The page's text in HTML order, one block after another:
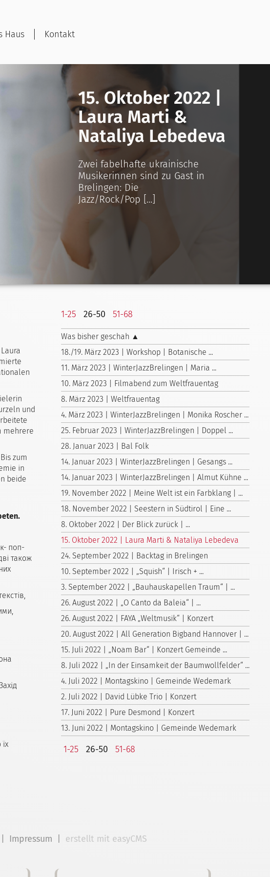
Haus Kontakt
15. Oktober 2022 |
Laura Marti &
Nataliya Lebedeva
Zwei fabelhafte ukrainische
Musikerinnen sind zu Gast in
Brelingen: Die
Jazz/Rock/Pop [...]
1-25 26-50 51-68
Was bisher geschah ▲
18./19. März 2023 | Workshop | Botanische ...
11. März 2023 | WinterJazzBrelingen | Maria ...
10. März 2023 | Filmabend zum Weltfrauentag
8. März 2023 | Weltfrauentag
4. März 2023 | WinterJazzBrelingen | Monika Roscher ...
25. Februar 2023 | WinterJazzBrelingen | Doppel ...
28. Januar 2023 | Bal Folk
14. Januar 2023 | WinterJazzBrelingen | Gesangs ...
14. Januar 2023 | WinterJazzBrelingen | Almut Kühne ...
19. November 2022 | Meine Welt ist ein Farbklang | ...
18. November 2022 | Seestern in Südtirol | Eine ...
8. Oktober 2022 | Der Blick zurück | ...
15. Oktober 2022 | Laura Marti & Nataliya Lebedeva
24. September 2022 | Backtag in Brelingen
10. September 2022 | „Squish“ | Irisch + ...
3. September 2022 | „Bauhauskapellen Traum“ | ...
26. August 2022 | „O Canto da Baleia“ | ...
26. August 2022 | FAYA „Weltmusik“ | Konzert
20. August 2022 | All Generation Bigband Hannover | ...
15. Juli 2022 | „Noam Bar“ | Konzert Gemeinde ...
8. Juli 2022 | „In der Einsamkeit der Baumwollfelder“ ...
4. Juli 2022 | Montagskino | Gemeinde Wedemark
2. Juli 2022 | David Lübke Trio | Konzert
17. Juni 2022 | Pure Desmond | Konzert
13. Juni 2022 | Montagskino | Gemeinde Wedemark
1-25 26-50 51-68
und
mehrere
zum
in
beide
поп-
також
Impressum erstellt mit easyCMS